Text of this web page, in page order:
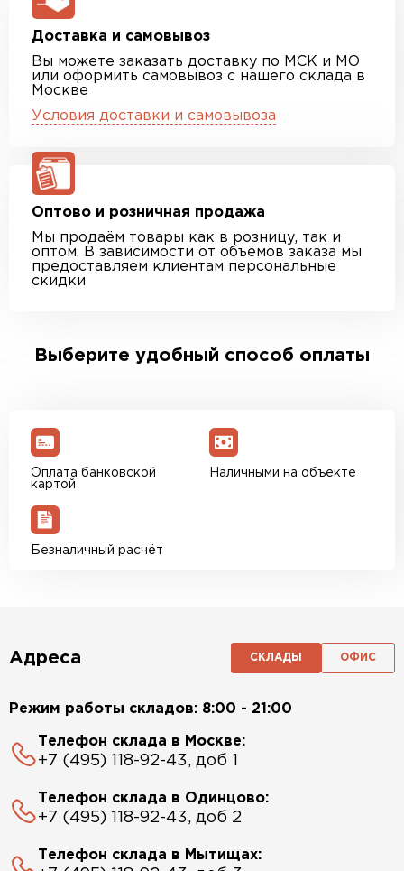
Доставка и самовывоз
Вы можете заказать доставку по МСК и МО
или оформить самовывоз с нашего склада в
Москве
Условия доставки и самовывоза
Оптово и розничная продажа
Мы продаём товары как в розницу, так и
оптом. В зависимости от объёмов заказа мы
предоставляем клиентам персональные
скидки
Выберите удобный способ оплаты
Оплата банковской
картой
Наличными на объекте
Безналичный расчёт
Адреса СКЛАДЫ ОФИС
Режим работы складов: 8:00 - 21:00
Телефон склада в Москве:
+7 (495) 118-92-43, доб 1
Телефон склада в Одинцово:
+7 (495) 118-92-43, доб 2
Телефон склада в Мытищах: